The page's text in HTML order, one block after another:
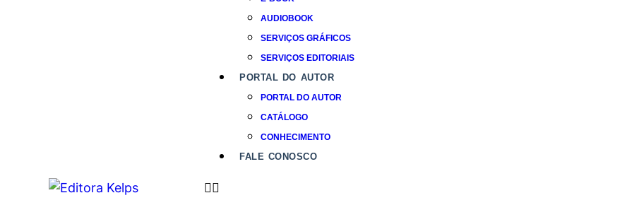
AUDIOBOOK
SERVIÇOS GRÁFICOS
SERVIÇOS EDITORIAIS
PORTAL DO AUTOR
PORTAL DO AUTOR
CATÁLOGO
CONHECIMENTO
FALE CONOSCO